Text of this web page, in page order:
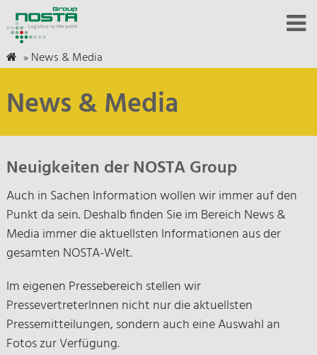
»News & Media
News & Media
Neuigkeiten der NOSTA Group
Auch in Sachen Information wollen wir immer auf den
Punkt da sein. Deshalb finden Sie im Bereich News &
Media immer die aktuellsten Informationen aus der
gesamten NOSTA-Welt.
Im eigenen Pressebereich stellen wir
PressevertreterInnen nicht nur die aktuellsten
Pressemitteilungen, sondern auch eine Auswahl an
Fotos zur Verfügung.